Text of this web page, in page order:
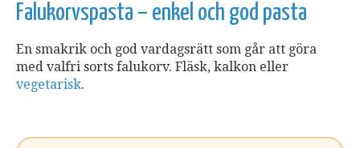
Falukorvspasta – enkel och god pasta
En smakrik och god vardagsrätt som går att göra
med valfri sorts falukorv. Fläsk, kalkon eller
vegetarisk.